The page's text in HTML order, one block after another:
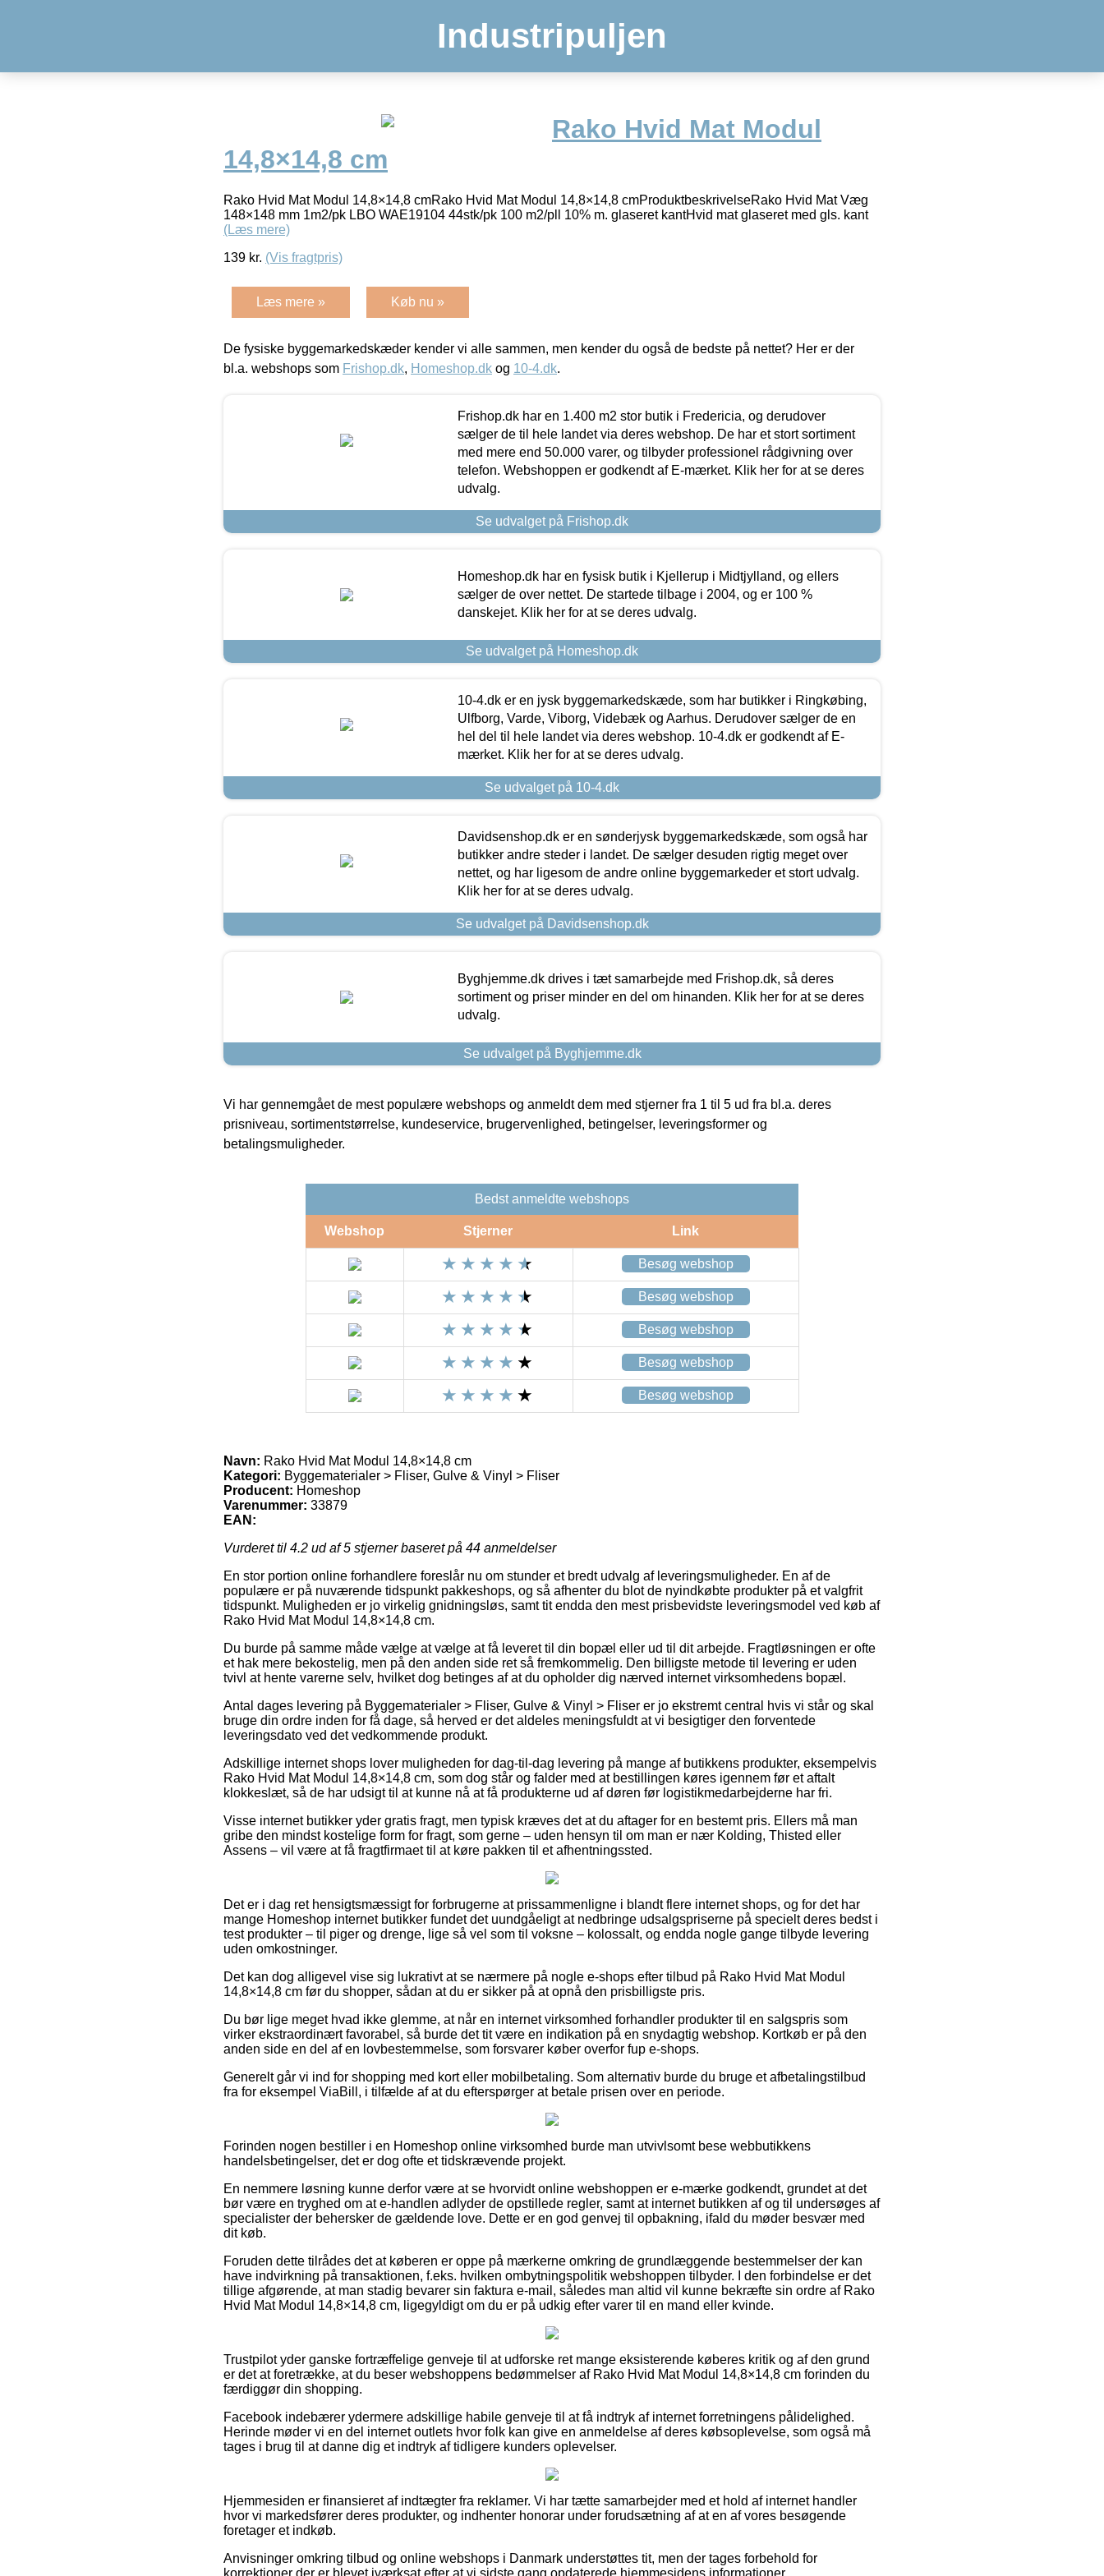
Industripuljen
Rako Hvid Mat Modul
14,8×14,8 cm
Rako Hvid Mat Modul 14,8×14,8 cmRako Hvid Mat Modul 14,8×14,8 cmProduktbeskrivelseRako Hvid Mat Væg
148×148 mm 1m2/pk LBO WAE19104 44stk/pk 100 m2/pll 10% m. glaseret kantHvid mat glaseret med gls. kant
(Læs mere)
139 kr. (Vis fragtpris)
Læs mere » Køb nu »
De fysiske byggemarkedskæder kender vi alle sammen, men kender du også de bedste på nettet? Her er der
bl.a. webshops som Frishop.dk, Homeshop.dk og 10-4.dk.
Frishop.dk har en 1.400 m2 stor butik i Fredericia, og derudover
sælger de til hele landet via deres webshop. De har et stort sortiment
med mere end 50.000 varer, og tilbyder professionel rådgivning over
telefon. Webshoppen er godkendt af E-mærket. Klik her for at se deres
udvalg.
Se udvalget på Frishop.dk
Homeshop.dk har en fysisk butik i Kjellerup i Midtjylland, og ellers
sælger de over nettet. De startede tilbage i 2004, og er 100 %
danskejet. Klik her for at se deres udvalg.
Se udvalget på Homeshop.dk
10-4.dk er en jysk byggemarkedskæde, som har butikker i Ringkøbing,
Ulfborg, Varde, Viborg, Videbæk og Aarhus. Derudover sælger de en
hel del til hele landet via deres webshop. 10-4.dk er godkendt af E-
mærket. Klik her for at se deres udvalg.
Se udvalget på 10-4.dk
Davidsenshop.dk er en sønderjysk byggemarkedskæde, som også har
butikker andre steder i landet. De sælger desuden rigtig meget over
nettet, og har ligesom de andre online byggemarkeder et stort udvalg.
Klik her for at se deres udvalg.
Se udvalget på Davidsenshop.dk
Byghjemme.dk drives i tæt samarbejde med Frishop.dk, så deres
sortiment og priser minder en del om hinanden. Klik her for at se deres
udvalg.
Se udvalget på Byghjemme.dk
Vi har gennemgået de mest populære webshops og anmeldt dem med stjerner fra 1 til 5 ud fra bl.a. deres
prisniveau, sortimentstørrelse, kundeservice, brugervenlighed, betingelser, leveringsformer og
betalingsmuligheder.
Bedst anmeldte webshops
Webshop Stjerner Link
Besøg webshop
Besøg webshop
Besøg webshop
Besøg webshop
Besøg webshop
Navn: Rako Hvid Mat Modul 14,8×14,8 cm
Kategori: Byggematerialer > Fliser, Gulve & Vinyl > Fliser
Producent: Homeshop
Varenummer: 33879
EAN:
Vurderet til 4.2 ud af 5 stjerner baseret på 44 anmeldelser
En stor portion online forhandlere foreslår nu om stunder et bredt udvalg af leveringsmuligheder. En af de
populære er på nuværende tidspunkt pakkeshops, og så afhenter du blot de nyindkøbte produkter på et valgfrit
tidspunkt. Muligheden er jo virkelig gnidningsløs, samt tit endda den mest prisbevidste leveringsmodel ved køb af
Rako Hvid Mat Modul 14,8×14,8 cm.
Du burde på samme måde vælge at vælge at få leveret til din bopæl eller ud til dit arbejde. Fragtløsningen er ofte
et hak mere bekostelig, men på den anden side ret så fremkommelig. Den billigste metode til levering er uden
tvivl at hente varerne selv, hvilket dog betinges af at du opholder dig nærved internet virksomhedens bopæl.
Antal dages levering på Byggematerialer > Fliser, Gulve & Vinyl > Fliser er jo ekstremt central hvis vi står og skal
bruge din ordre inden for få dage, så herved er det aldeles meningsfuldt at vi besigtiger den forventede
leveringsdato ved det vedkommende produkt.
Adskillige internet shops lover muligheden for dag-til-dag levering på mange af butikkens produkter, eksempelvis
Rako Hvid Mat Modul 14,8×14,8 cm, som dog står og falder med at bestillingen køres igennem før et aftalt
klokkeslæt, så de har udsigt til at kunne nå at få produkterne ud af døren før logistikmedarbejderne har fri.
Visse internet butikker yder gratis fragt, men typisk kræves det at du aftager for en bestemt pris. Ellers må man
gribe den mindst kostelige form for fragt, som gerne – uden hensyn til om man er nær Kolding, Thisted eller
Assens – vil være at få fragtfirmaet til at køre pakken til et afhentningssted.
Det er i dag ret hensigtsmæssigt for forbrugerne at prissammenligne i blandt flere internet shops, og for det har
mange Homeshop internet butikker fundet det uundgåeligt at nedbringe udsalgspriserne på specielt deres bedst i
test produkter – til piger og drenge, lige så vel som til voksne – kolossalt, og endda nogle gange tilbyde levering
uden omkostninger.
Det kan dog alligevel vise sig lukrativt at se nærmere på nogle e-shops efter tilbud på Rako Hvid Mat Modul
14,8×14,8 cm før du shopper, sådan at du er sikker på at opnå den prisbilligste pris.
Du bør lige meget hvad ikke glemme, at når en internet virksomhed forhandler produkter til en salgspris som
virker ekstraordinært favorabel, så burde det tit være en indikation på en snydagtig webshop. Kortkøb er på den
anden side en del af en lovbestemmelse, som forsvarer køber overfor fup e-shops.
Generelt går vi ind for shopping med kort eller mobilbetaling. Som alternativ burde du bruge et afbetalingstilbud
fra for eksempel ViaBill, i tilfælde af at du efterspørger at betale prisen over en periode.
Forinden nogen bestiller i en Homeshop online virksomhed burde man utvivlsomt bese webbutikkens
handelsbetingelser, det er dog ofte et tidskrævende projekt.
En nemmere løsning kunne derfor være at se hvorvidt online webshoppen er e-mærke godkendt, grundet at det
bør være en tryghed om at e-handlen adlyder de opstillede regler, samt at internet butikken af og til undersøges af
specialister der behersker de gældende love. Dette er en god genvej til opbakning, ifald du møder besvær med
dit køb.
Foruden dette tilrådes det at køberen er oppe på mærkerne omkring de grundlæggende bestemmelser der kan
have indvirkning på transaktionen, f.eks. hvilken ombytningspolitik webshoppen tilbyder. I den forbindelse er det
tillige afgørende, at man stadig bevarer sin faktura e-mail, således man altid vil kunne bekræfte sin ordre af Rako
Hvid Mat Modul 14,8×14,8 cm, ligegyldigt om du er på udkig efter varer til en mand eller kvinde.
Trustpilot yder ganske fortræffelige genveje til at udforske ret mange eksisterende køberes kritik og af den grund
er det at foretrække, at du beser webshoppens bedømmelser af Rako Hvid Mat Modul 14,8×14,8 cm forinden du
færdiggør din shopping.
Facebook indebærer ydermere adskillige habile genveje til at få indtryk af internet forretningens pålidelighed.
Herinde møder vi en del internet outlets hvor folk kan give en anmeldelse af deres købsoplevelse, som også må
tages i brug til at danne dig et indtryk af tidligere kunders oplevelser.
Hjemmesiden er finansieret af indtægter fra reklamer. Vi har tætte samarbejder med et hold af internet handler
hvor vi markedsfører deres produkter, og indhenter honorar under forudsætning af at en af vores besøgende
foretager et indkøb.
Anvisninger omkring tilbud og online webshops i Danmark understøttes tit, men der tages forbehold for
korrektioner der er blevet iværksat efter at vi sidste gang opdaterede hjemmesidens informationer.